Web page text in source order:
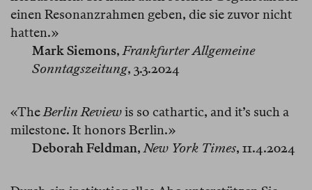
einen Resonanzrahmen geben, die sie zuvor nicht
hatten.»
Mark Siemons,Frankfurter Allgemeine
Sonntagszeitung, 3.3.2024
«TheBerlin Reviewis so cathartic, and it’s such a
milestone. It honors Berlin.»
Deborah Feldman,New York Times, 11.4.2024